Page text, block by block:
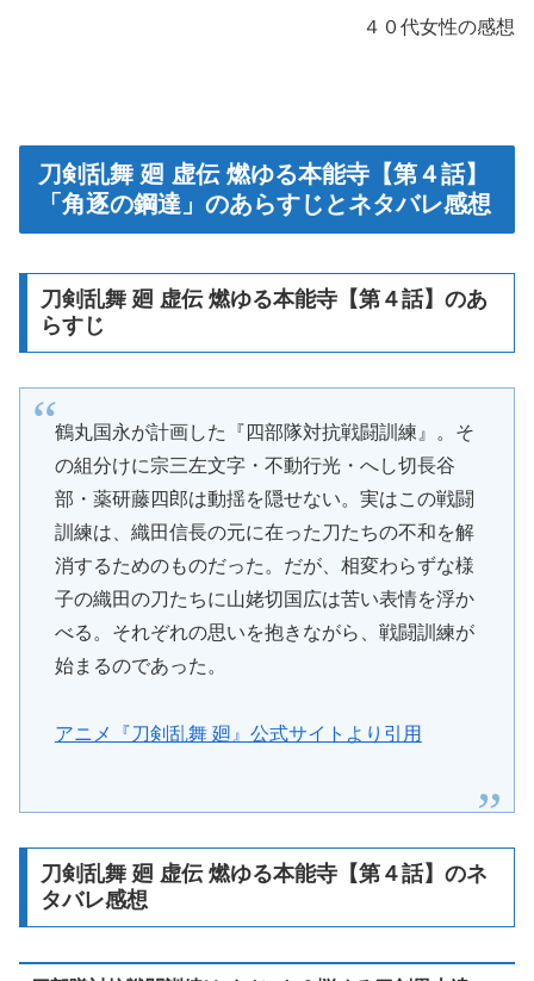
４０代女性の感想
刀剣乱舞 廻 虚伝 燃ゆる本能寺【第４話】
「角逐の鋼達」のあらすじとネタバレ感想
刀剣乱舞 廻 虚伝 燃ゆる本能寺【第４話】のあ
らすじ
鶴丸国永が計画した『四部隊対抗戦闘訓練』。そ
の組分けに宗三左文字・不動行光・へし切長谷
部・薬研藤四郎は動揺を隠せない。実はこの戦闘
訓練は、織田信長の元に在った刀たちの不和を解
消するためのものだった。だが、相変わらずな様
子の織田の刀たちに山姥切国広は苦い表情を浮か
べる。それぞれの思いを抱きながら、戦闘訓練が
始まるのであった。
アニメ『刀剣乱舞 廻』公式サイトより引用
刀剣乱舞 廻 虚伝 燃ゆる本能寺【第４話】のネ
タバレ感想